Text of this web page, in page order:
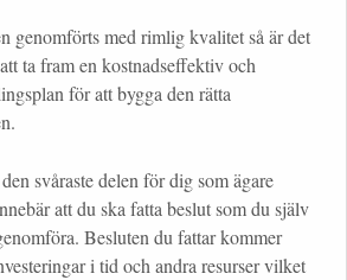
genomförts med rimlig kvalitet så är det
ta fram en kostnadseffektiv och
för att bygga den rätta
svåraste delen för dig som ägare
att du ska fatta beslut som du själv
Besluten du fattar kommer
i tid och andra resurser vilket